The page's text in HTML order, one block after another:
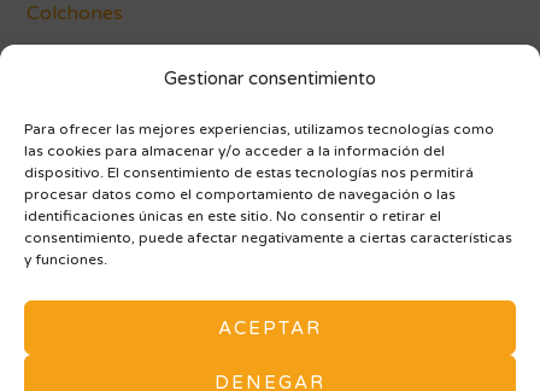
Gestionar consentimiento
Para ofrecer las mejores experiencias, utilizamos tecnologías como
las cookies para almacenar y/o acceder a la información del
dispositivo. El consentimiento de estas tecnologías nos permitirá
procesar datos como el comportamiento de navegación o las
identificaciones únicas en este sitio. No consentir o retirar el
consentimiento, puede afectar negativamente a ciertas características
y funciones.
ACEPTAR
DENEGAR
Colchones
Blog
AVISO LEGAL Y POLÍTICA DE PRIVACIDAD
ARMARIOS A MEDIDA
MAPA DE SITIO